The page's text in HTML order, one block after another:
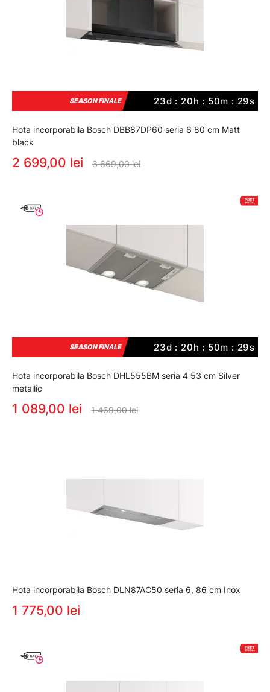
SEASON FINALE 23d : 20h : 50m : 29s
Hota incorporabila Bosch DBB87DP60 seria 6 80 cm Matt
black
2 699,00 lei 3 669,00 lei
SEASON FINALE 23d : 20h : 50m : 29s
Hota incorporabila Bosch DHL555BM seria 4 53 cm Silver
metallic
1 089,00 lei 1 469,00 lei
Hota incorporabila Bosch DLN87AC50 seria 6, 86 cm Inox
1 775,00 lei